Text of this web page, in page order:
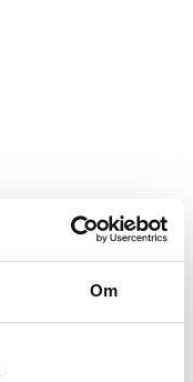
Om